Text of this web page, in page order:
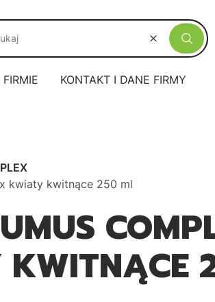
WyczyśćSzukaj
FIRMIE KONTAKT I DANE FIRMY
kwiaty kwitnące 250 ml